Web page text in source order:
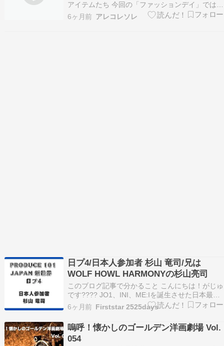
アイテムたち 今回の「ファッションデイ」では、
個性豊かなブランドが春の新作を披露します。ど
れも魅力的で、きっとあなたの「欲しい！」が見
6ヶ月前 アレコレソレ
日プ4/日本人参加者 杉山 竜司/兄は
WOLF HOWL HARMONYの杉山亮司
このブログ記事で分かること こんにちは！がじゅ
です???? JO1、INI、ME:Iを誕生させた日本最大
級のサバイバルオーディション番組「PRODUCE
101 JAPAN/プロデュース 101 」の第4弾！！
「PRODUCE 101 JAPAN 新世界」日プ4を詳しく
解説！ …
6ヶ月前 Firststar 2525days
嗚呼！懐かしのゴールデン洋画劇場 Vol.
054